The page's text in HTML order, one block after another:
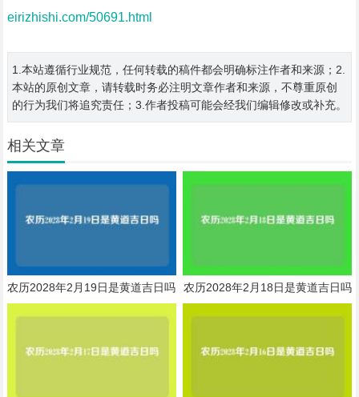
eirizhishi.com/50691.html
1.本站遵循行业规范，任何转载的稿件都会明确标注作者和来源；2.
本站的原创文章，请转载时务必注明文章作者和来源，不尊重原创
的行为我们将追究责任；3.作者投稿可能会经我们编辑修改或补充。
相关文章
农历2028年2月19日是黄道吉日吗 农历2028年2月18日是黄道吉日吗